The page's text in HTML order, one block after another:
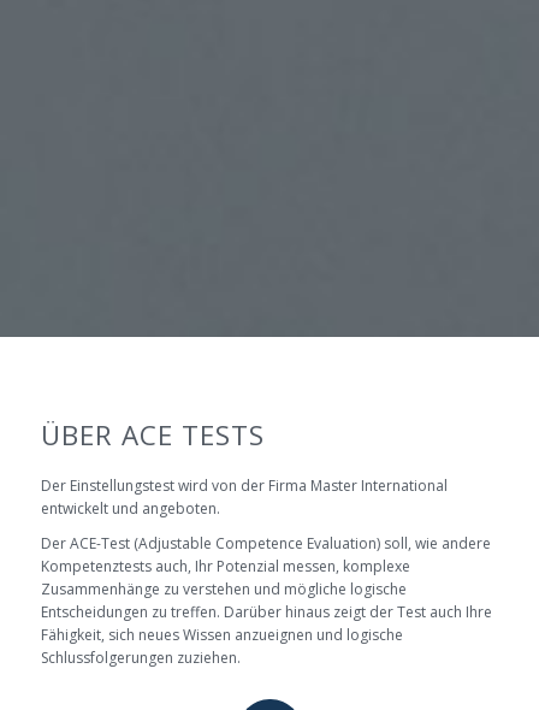
ÜBER ACE TESTS
Der Einstellungstest wird von der Firma Master International
entwickelt und angeboten.
Der ACE-Test (Adjustable Competence Evaluation) soll, wie andere
Kompetenztests auch, Ihr Potenzial messen, komplexe
Zusammenhänge zu verstehen und mögliche logische
Entscheidungen zu treffen. Darüber hinaus zeigt der Test auch Ihre
Fähigkeit, sich neues Wissen anzueignen und logische
Schlussfolgerungen zuziehen.